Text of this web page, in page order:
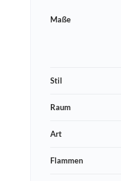
Maße
Stil
Raum
Art
Flammen